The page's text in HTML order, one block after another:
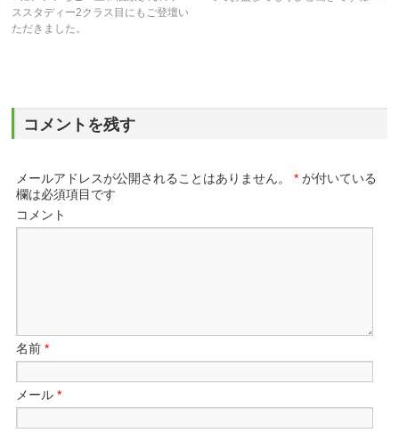
ススタディー2クラス目にもご登壇い
ただきました。
コメントを残す
メールアドレスが公開されることはありません。 * が付いている
欄は必須項目です
コメント
名前*
メール*